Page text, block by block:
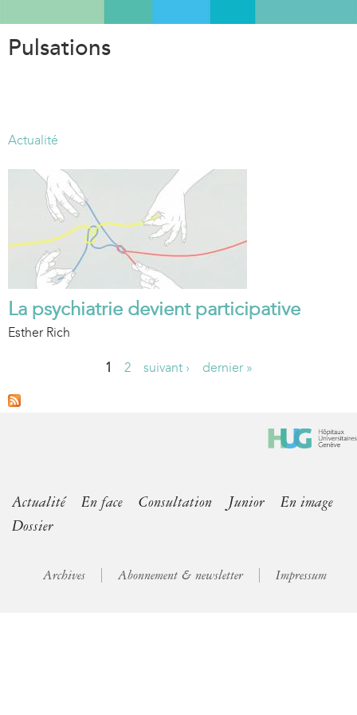
Pulsations
Actualité
La psychiatrie devient participative
Esther Rich
P
s
1 2 suivant › dernier »
Actualité En face Consultation Junior
En image
Dossier
Archives Abonnement & newsletter Impressum